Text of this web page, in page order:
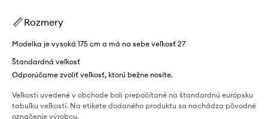
Rozmery
Modelka je vysoká 175 cm a má na sebe veľkosť 27
Štandardná veľkosť
Odporúčame zvoliť veľkosť, ktorú bežne nosíte.
Veľkosti uvedené v obchode boli prepočítané na štandardnú európsku
tabuľku veľkostí. Na etikete dodaného produktu sa nachádza pôvodné
označenie výrobcu.